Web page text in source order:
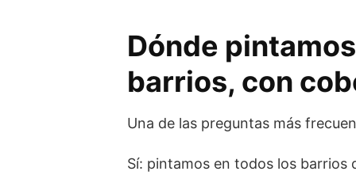
Dónde
barrios, con
Una de las preguntas más
Sí: pintamos en todos los barrios